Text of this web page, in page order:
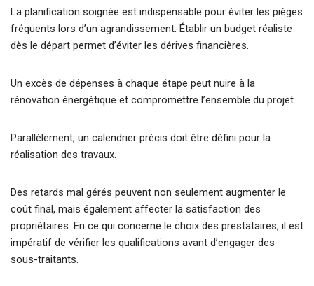
La planification soignée est indispensable pour éviter les pièges
fréquents lors d’un agrandissement. Établir un budget réaliste
dès le départ permet d’éviter les dérives financières.
Un excès de dépenses à chaque étape peut nuire à la
rénovation énergétique et compromettre l’ensemble du projet.
Parallèlement, un calendrier précis doit être défini pour la
réalisation des travaux.
Des retards mal gérés peuvent non seulement augmenter le
coût final, mais également affecter la satisfaction des
propriétaires. En ce qui concerne le choix des prestataires, il est
impératif de vérifier les qualifications avant d’engager des
sous-traitants.